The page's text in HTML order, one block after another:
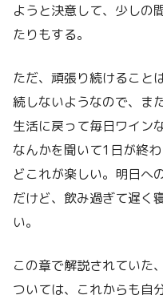
ようと決意して、少しの
たりもする。
ただ、頑張り続けること
続しないようなので、ま
生活に戻って毎日ワイン
なんかを聞いて1日が終
どこれが楽しい。明日へ
だけど、飲み過ぎて遅く
い。
この章で解説されていた
ついては、これからも自